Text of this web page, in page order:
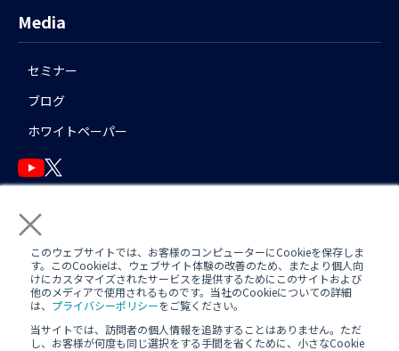
×
このウェブサイトでは、お客様のコンピューターにCookieを保存しま
す。このCookieは、ウェブサイト体験の改善のため、またより個人向
けにカスタマイズされたサービスを提供するためにこのサイトおよび
他のメディアで使用されるものです。当社のCookieについての詳細
は、 プライバシーポリシーをご覧ください。
当サイトでは、訪問者の個人情報を追跡することはありません。ただ
し、お客様が何度も同じ選択をする手間を省くために、小さなCookie
Media
セミナー
ブログ
ホワイトペーパー
English
運用アシスタント利用規約(AWS/ Azure) 日中運用支援定型約款
定型約款